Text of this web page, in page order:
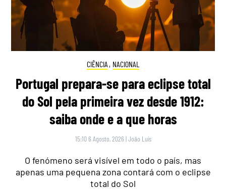
CIÊNCIA , NACIONAL
Portugal prepara-se para eclipse total
do Sol pela primeira vez desde 1912:
saiba onde e a que horas
15:10 6 Agosto, 2026 |João Luís
O fenómeno será visível em todo o país, mas
apenas uma pequena zona contará com o eclipse
total do Sol